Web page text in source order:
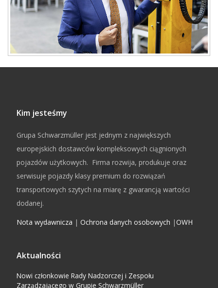
Kim jesteśmy
Grupa Schwarzmüller jest jednym z największych
europejskich dostawców kompleksowych ciągnionych
pojazdów użytkowych. Firma rozwija, produkuje oraz
serwisuje pojazdy klasy premium do rozwiązań
transportowych szytych na miarę z gwarancją wartości
dodanej.
Nota wydawnicza | Ochrona danych osobowych |OWH
Aktualności
Nowi członkowie Rady Nadzorczej i Zespołu
Zarządzającego w Grupie Schwarzmüller